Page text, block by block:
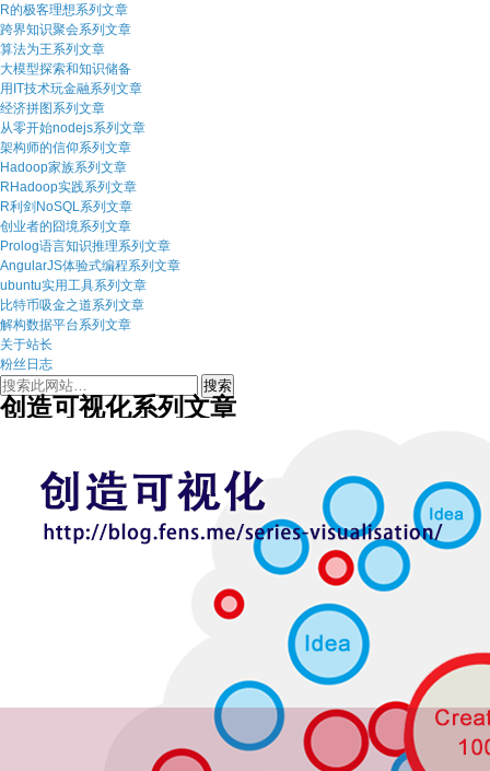
R的极客理想系列文章
跨界知识聚会系列文章
算法为王系列文章
大模型探索和知识储备
用IT技术玩金融系列文章
经济拼图系列文章
从零开始nodejs系列文章
架构师的信仰系列文章
Hadoop家族系列文章
RHadoop实践系列文章
R利剑NoSQL系列文章
创业者的囧境系列文章
Prolog语言知识推理系列文章
AngularJS体验式编程系列文章
ubuntu实用工具系列文章
比特币吸金之道系列文章
解构数据平台系列文章
关于站长
粉丝日志
创造可视化系列文章